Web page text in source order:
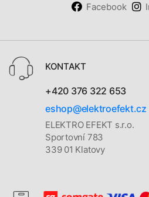
Facebook
KONTAKT
+420 376 322 653
eshop@elektroefekt.cz
ELEKTRO EFEKT s.r.o.
Sportovní 783
339 01 Klatovy